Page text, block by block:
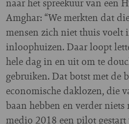
Amghar: “We merkten dat
mensen zich niet thuis voelt
inloophuizen. Daar loopt
hele dag in en uit om te
gebruiken. Dat botst met de
economische daklozen, die
baan hebben en verder
medio 2018 een pilot